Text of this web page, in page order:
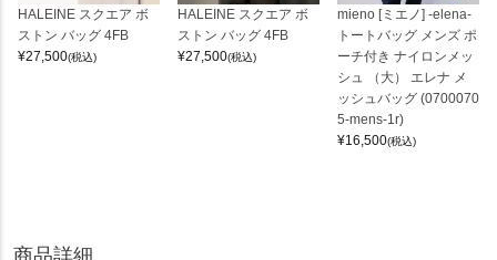
HALEINE スクエア ボ
ストン バッグ 4FB
¥27,500(税込)
HALEINE スクエア ボ
ストン バッグ 4FB
¥27,500(税込)
mieno [ミエノ] -elena-
トートバッグ メンズ ポ
ーチ付き ナイロンメッ
シュ （大） エレナ メ
ッシュバッグ (0700070
5-mens-1r)
¥16,500(税込)
商品詳細